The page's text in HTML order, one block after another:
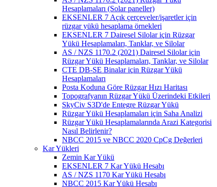
Hesaplamaları (Solar paneller)
EKSENLER 7 Açık çerçeveler/işaretler için
rüzgar yükü hesaplama örnekleri
EKSENLER 7 Dairesel Silolar için Rüzgar
Yükü Hesaplamaları, Tanklar, ve Silolar
AS / NZS 1170.2 (2021) Dairesel Silolar için
Rüzgar Yükü Hesaplamaları, Tanklar, ve Silolar
CTE DB-SE Binalar için Rüzgar Yükü
Hesaplamaları
Posta Koduna Göre Rüzgar Hızı Haritası
Topografyanın Rüzgar Yükü Üzerindeki Etkileri
SkyCiv S3D'de Entegre Rüzgar Yükü
Rüzgar Yükü Hesaplamaları için Saha Analizi
Rüzgar Yükü Hesaplamalarında Arazi Kategorisi
Nasıl Belirlenir?
NBCC 2015 ve NBCC 2020 CpCg Değerleri
Kar Yükleri
Zemin Kar Yükü
EKSENLER 7 Kar Yükü Hesabı
AS / NZS 1170 Kar Yükü Hesabı
NBCC 2015 Kar Yükü Hesabı